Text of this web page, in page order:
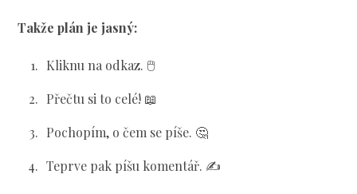
Takže plán je jasný:
Kliknu na odkaz. 🖱️
Přečtu si to celé! 📖
Pochopím, o čem se píše. 🤔
Teprve pak píšu komentář. ✍️